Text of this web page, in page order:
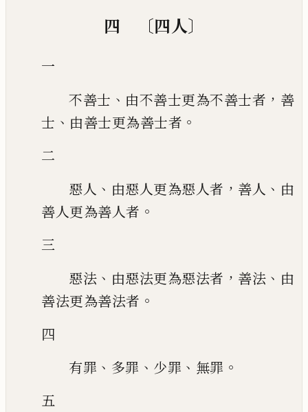
四 〔四人〕
一
不善士 、 由不善士更為不善士者 ， 善
士 、 由善士更為善士者 。
二
惡人 、 由惡人更為惡人者 ， 善人 、 由
善人更為善人者 。
三
惡法 、 由惡法更為惡法者 ， 善法 、 由
善法更為善法者 。
四
有罪 、 多罪 、 少罪 、 無罪 。
五